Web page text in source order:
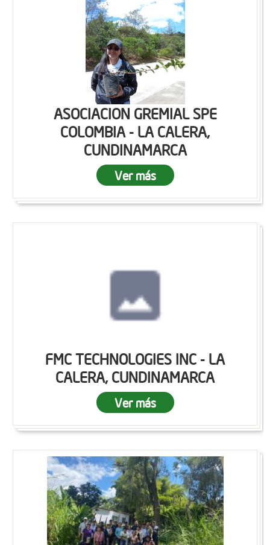
ASOCIACION GREMIAL SPE
COLOMBIA - LA CALERA,
CUNDINAMARCA
Ver más
FMC TECHNOLOGIES INC - LA
CALERA, CUNDINAMARCA
Ver más